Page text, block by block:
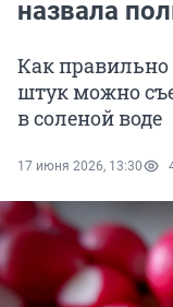
назвала
Как
штук можно
в соленой воде
17 июня 2026, 13:30